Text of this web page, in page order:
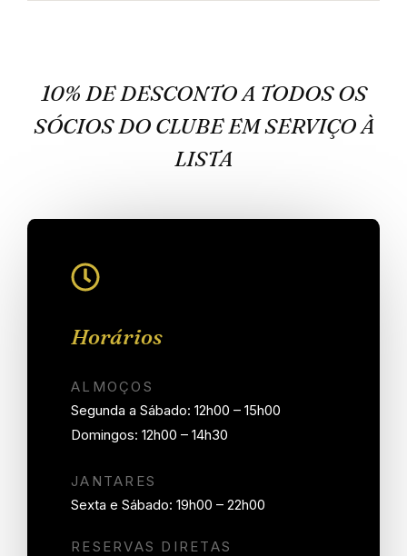
10% DE DESCONTO A TODOS OS
SÓCIOS DO CLUBE EM SERVIÇO À
LISTA
Horários
ALMOÇOS
Segunda a Sábado: 12h00 – 15h00
Domingos: 12h00 – 14h30
JANTARES
Sexta e Sábado: 19h00 – 22h00
RESERVAS DIRETAS